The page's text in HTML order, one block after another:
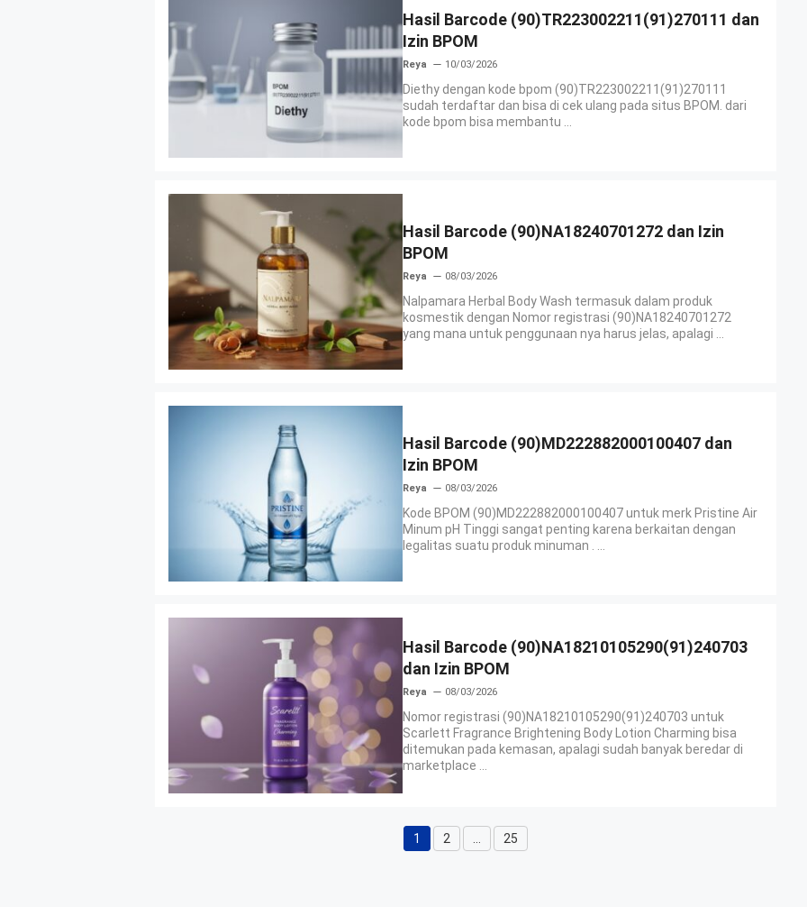
Hasil Barcode (90)TR223002211(91)270111 dan
Izin BPOM
Reya 10/03/2026
Diethy dengan kode bpom (90)TR223002211(91)270111
sudah terdaftar dan bisa di cek ulang pada situs BPOM. dari
kode bpom bisa membantu ...
Hasil Barcode (90)NA18240701272 dan Izin
BPOM
Reya 08/03/2026
Nalpamara Herbal Body Wash termasuk dalam produk
kosmestik dengan Nomor registrasi (90)NA18240701272
yang mana untuk penggunaan nya harus jelas, apalagi ...
Hasil Barcode (90)MD222882000100407 dan
Izin BPOM
Reya 08/03/2026
Kode BPOM (90)MD222882000100407 untuk merk Pristine Air
Minum pH Tinggi sangat penting karena berkaitan dengan
legalitas suatu produk minuman . ...
Hasil Barcode (90)NA18210105290(91)240703
dan Izin BPOM
Reya 08/03/2026
Nomor registrasi (90)NA18210105290(91)240703 untuk
Scarlett Fragrance Brightening Body Lotion Charming bisa
ditemukan pada kemasan, apalagi sudah banyak beredar di
marketplace ...
Halaman
1 Halaman
2 Halaman
25